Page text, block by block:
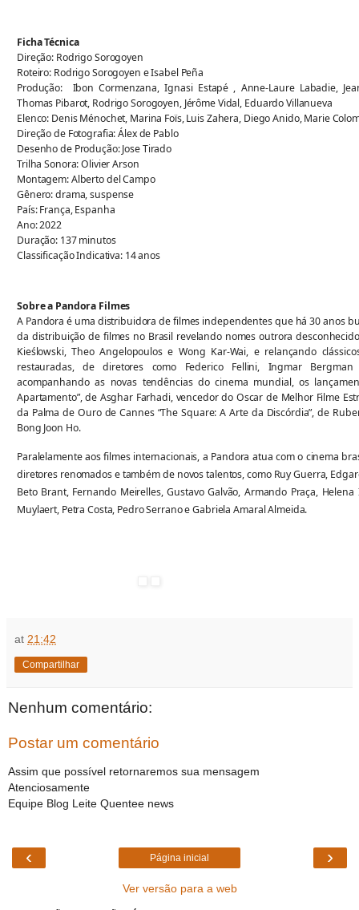
Ficha Técnica
Direção: Rodrigo Sorogoyen
Roteiro: Rodrigo Sorogoyen e Isabel Peña
Produção: Ibon Cormenzana, Ignasi Estapé , Anne-Laure Labadie,
Thomas Pibarot, Rodrigo Sorogoyen, Jérôme Vidal, Eduardo Villanueva
Elenco: Denis Ménochet, Marina Foïs, Luis Zahera, Diego Anido, Marie
Direção de Fotografia: Álex de Pablo
Desenho de Produção: Jose Tirado
Trilha Sonora: Olivier Arson
Montagem: Alberto del Campo
Gênero: drama, suspense
País: França, Espanha
Ano: 2022
Duração: 137 minutos
Classificação Indicativa: 14 anos
Sobre a Pandora Filmes
A Pandora é uma distribuidora de filmes independentes que há 30 anos
da distribuição de filmes no Brasil revelando nomes outrora
Kieślowski, Theo Angelopoulos e Wong Kar-Wai, e relançando
restauradas, de diretores como Federico Fellini, Ingmar
acompanhando as novas tendências do cinema mundial, os
Apartamento”, de Asghar Farhadi, vencedor do Oscar de Melhor Filme
da Palma de Ouro de Cannes “The Square: A Arte da Discórdia”, de
Bong Joon Ho.
Paralelamente aos filmes internacionais, a Pandora atua com o cinema
diretores renomados e também de novos talentos, como Ruy Guerra,
Beto Brant, Fernando Meirelles, Gustavo Galvão, Armando Praça,
Muylaert, Petra Costa, Pedro Serrano e Gabriela Amaral Almeida.
at 21:42
Compartilhar
Nenhum comentário:
Postar um comentário
Assim que possível retornaremos sua mensagem
Atenciosamente
Equipe Blog Leite Quentee news
‹ ›
Página inicial
Ver versão para a web